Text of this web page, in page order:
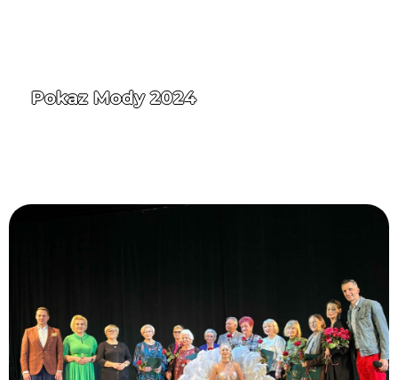
Pokaz Mody 2024